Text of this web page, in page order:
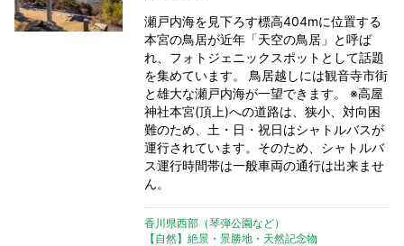
瀬戸内海を見下ろす標高404mに位置する
本宮の鳥居が近年「天空の鳥居」と呼ば
れ、フォトジェニックスポットとして話題
を集めています。 鳥居越しには観音寺市街
と雄大な瀬戸内海が一望できます。 ※高屋
神社本宮(頂上)への道路は、狭小、対向困
難のため、土・日・祝日はシャトルバスが
運行されています。そのため、シャトルバ
ス運行時間帯は一般車両の通行は出来ませ
ん。
香川県西部（琴弾公園など）
【自然】絶景・景勝地・天然記念物